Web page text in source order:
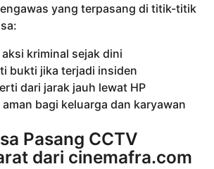
yang terpasang di titik-titik
kriminal sejak dini
bukti jika terjadi insiden
dari jarak jauh lewat HP
aman bagi keluarga dan karyawan
Pasang CCTV
dari cinemafra.com